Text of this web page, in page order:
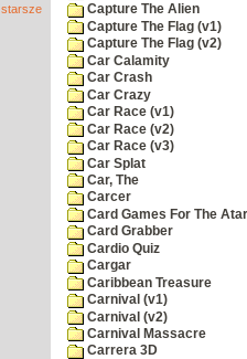
starsze
Capture The Alien
Capture The Flag (v1)
Capture The Flag (v2)
Car Calamity
Car Crash
Car Crazy
Car Race (v1)
Car Race (v2)
Car Race (v3)
Car Splat
Car, The
Carcer
Card Games For The
Card Grabber
Cardio Quiz
Cargar
Caribbean Treasure
Carnival (v1)
Carnival (v2)
Carnival Massacre
Carrera 3D